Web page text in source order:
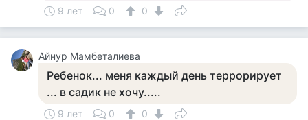
9 лет 0 0
Айнур Мамбеталиева
Ребенок... меня каждый день террорирует
... в садик не хочу.....
9 лет 0 0